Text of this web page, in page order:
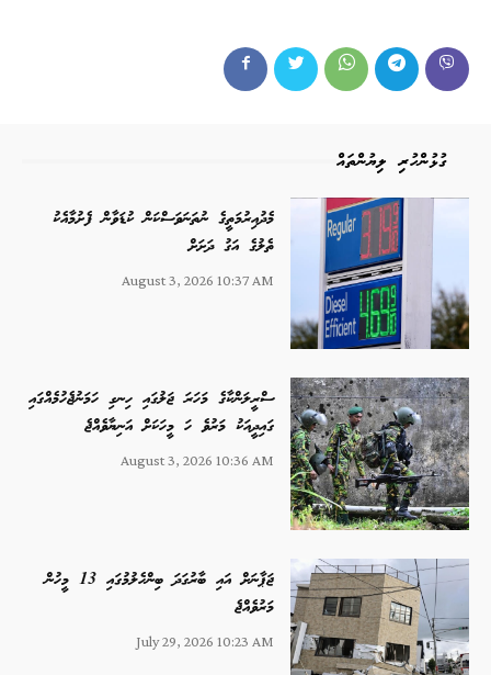
ގުޅުންހުރި ލިޔުންތައް
މެދުއިރުމަތީގެ ނުތަނަވަސްކަން ކުޑަވާން ފެށުމާއެކު
ތެލުގެ އަގު ދަށަށް
August 3, 2026 10:37 AM
ސްރީލަންކާގެ މަހަރަ ޖަލުގައި ހިނގި ހަމަނުޖެހުމެއްގައި
ގައިދީއަކު މަރުވެ ހަ މީހަކަށް އަނިޔާވެއްޖެ
August 3, 2026 10:36 AM
ޖަޕާނަށް އައި ބާރުގަދަ ބިންހެލުމުގައި 13 މީހުން
މަރުވެއްޖެ
July 29, 2026 10:23 AM